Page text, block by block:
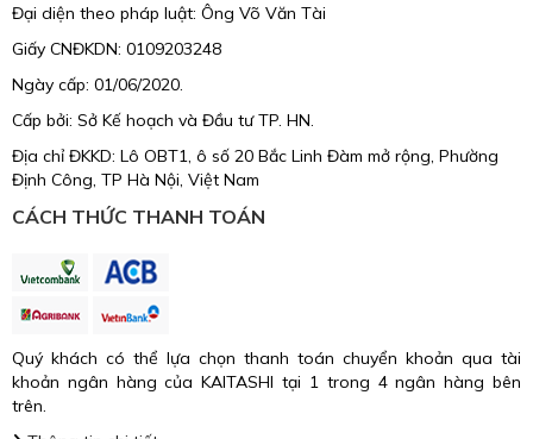
Đại diện theo pháp luật: Ông Võ Văn Tài
Giấy CNĐKDN: 0109203248
Ngày cấp: 01/06/2020.
Cấp bởi: Sở Kế hoạch và Đầu tư TP. HN.
Địa chỉ ĐKKD: Lô OBT1, ô số 20 Bắc Linh Đàm mở rộng, Phường
Định Công, TP Hà Nội, Việt Nam
CÁCH THỨC THANH TOÁN
Quý khách có thể lựa chọn thanh toán chuyển khoản qua tài
khoản ngân hàng của KAITASHI tại 1 trong 4 ngân hàng bên
trên.